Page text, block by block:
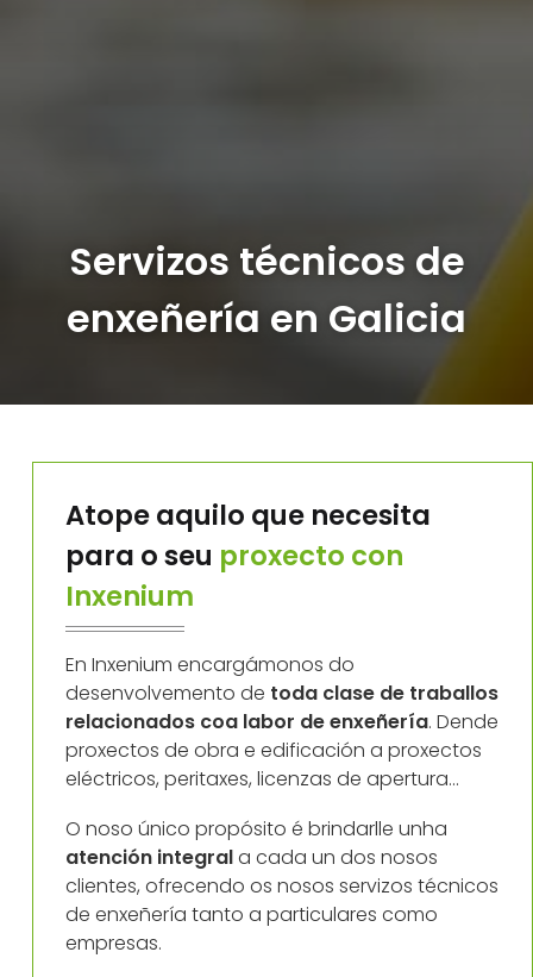
Servizos técnicos de
enxeñería en Galicia
Atope aquilo que necesita
para o seu proxecto con
Inxenium
En Inxenium encargámonos do
desenvolvemento de toda clase de traballos
relacionados coa labor de enxeñería. Dende
proxectos de obra e edificación a proxectos
eléctricos, peritaxes, licenzas de apertura...
O noso único propósito é brindarlle unha
atención integrala cada un dos nosos
clientes, ofrecendo os nosos servizos técnicos
de enxeñería tanto a particulares como
empresas.